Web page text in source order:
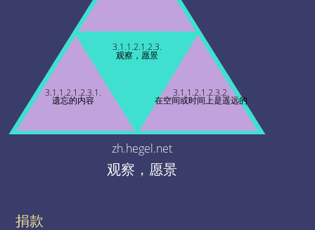
3.1.1.2.1.2.3.
观察，愿景
3.1.1.2.1.2.3.1.
遗忘的内容
3.1.1.2.1.2.3.2.
在空间或时间上是遥远的
zh.hegel.net
观察，愿景
捐款